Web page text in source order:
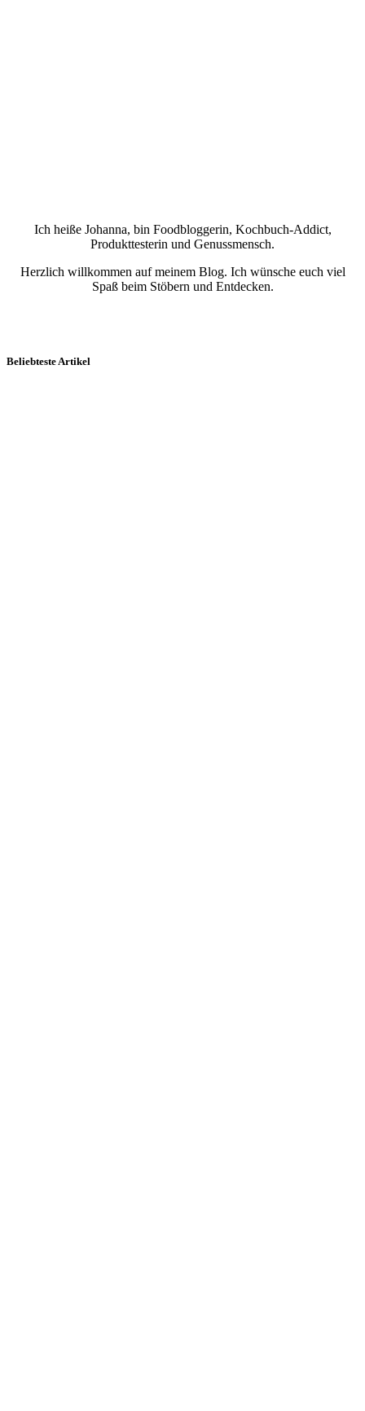
Ich heiße Johanna, bin Foodbloggerin, Kochbuch-Addict,
Produkttesterin und Genussmensch.
Herzlich willkommen auf meinem Blog. Ich wünsche euch viel
Spaß beim Stöbern und Entdecken.
Beliebteste Artikel